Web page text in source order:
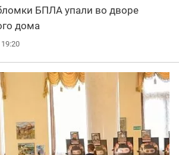
БПЛА упали во дворе
дома